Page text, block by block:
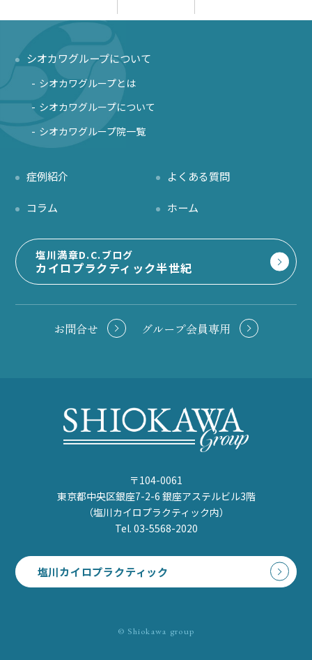
シオカワグループについて
シオカワグループとは
シオカワグループについて
シオカワグループ院一覧
症例紹介 よくある質問
コラム ホーム
塩川満章D.C.ブログ
カイロプラクティック半世紀
お問合せ グループ会員専用
〒104-0061
東京都中央区銀座7-2-6 銀座アステルビル3階
（塩川カイロプラクティック内）
Tel. 03-5568-2020
塩川カイロプラクティック
© Shiokawa group